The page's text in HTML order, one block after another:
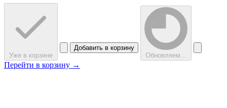
Уже в корзине
Добавить в корзину
Обновляем...
Перейти в корзину →